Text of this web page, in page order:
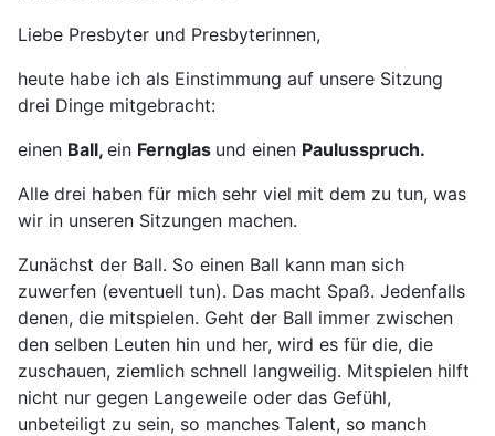
Liebe Presbyter und Presbyterinnen,
heute habe ich als Einstimmung auf unsere Sitzung
drei Dinge mitgebracht:
einen Ball, ein Fernglas und einen Paulusspruch.
Alle drei haben für mich sehr viel mit dem zu tun, was
wir in unseren Sitzungen machen.
Zunächst der Ball. So einen Ball kann man sich
zuwerfen (eventuell tun). Das macht Spaß. Jedenfalls
denen, die mitspie­len. Geht der Ball immer zwischen
den selben Leuten hin und her, wird es für die, die
zuschauen, ziemlich schnell langweilig. Mitspielen hilft
nicht nur gegen Langeweile oder das Gefühl,
unbeteiligt zu sein, so manches Talent, so manch